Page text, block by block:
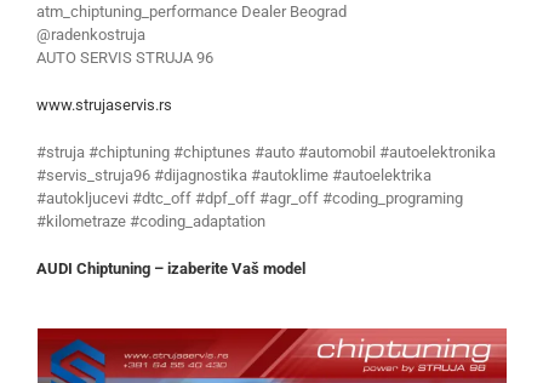
atm_chiptuning_performance Dealer Beograd
@radenkostruja
AUTO SERVIS STRUJA 96
www.strujaservis.rs
#struja #chiptuning #chiptunes #auto #automobil #autoelektronika
#servis_struja96 #dijagnostika #autoklime #autoelektrika
#autokljucevi #dtc_off #dpf_off #agr_off #coding_programing
#kilometraze #coding_adaptation
AUDI Chiptuning – izaberite Vaš model